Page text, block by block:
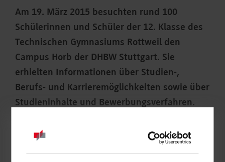
Am 19. März 2015 besuchten rund 100
Schülerinnen und Schüler der 12. Klasse des
Technischen Gymnasiums Rottweil den
Campus Horb der DHBW Stuttgart. Sie
erhielten Informationen über Studien-,
Berufs- und Karrieremöglichkeiten sowie über
Studieninhalte und Bewerbungsverfahren.